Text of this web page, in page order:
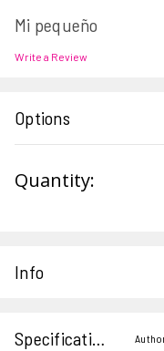
Mi pequeño
Write a Review
Options
Stock:
Quantity:
Info
Specifications